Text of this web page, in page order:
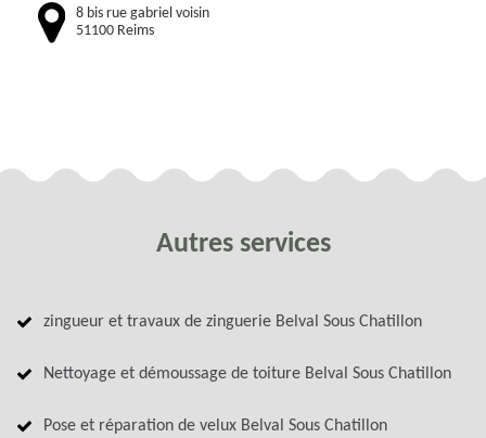
8 bis rue gabriel voisin
51100 Reims
Autres services
zingueur et travaux de zinguerie Belval Sous Chatillon
Nettoyage et démoussage de toiture Belval Sous Chatillon
Pose et réparation de velux Belval Sous Chatillon